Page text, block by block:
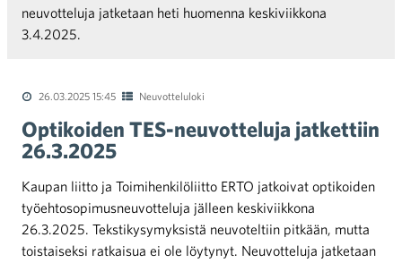
neuvotteluja jatketaan heti huomenna keskiviikkona
3.4.2025.
26.03.2025 15:45 Neuvotteluloki
Optikoiden TES-neuvotteluja jatkettiin
26.3.2025
Kaupan liitto ja Toimihenkilöliitto ERTO jatkoivat optikoiden
työehtosopimusneuvotteluja jälleen keskiviikkona
26.3.2025. Tekstikysymyksistä neuvoteltiin pitkään, mutta
toistaiseksi ratkaisua ei ole löytynyt. Neuvotteluja jatketaan